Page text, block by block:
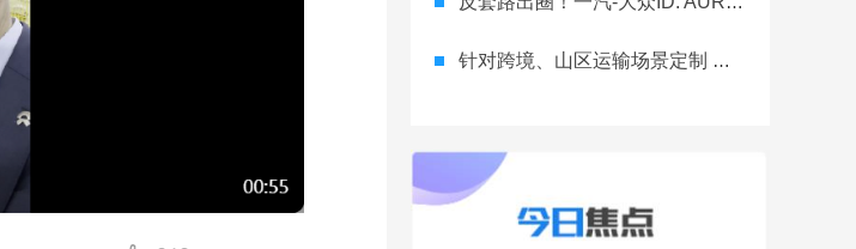
针对跨境、山区运输场景定制 长城重卡G1050单驱版亮相工信部公告